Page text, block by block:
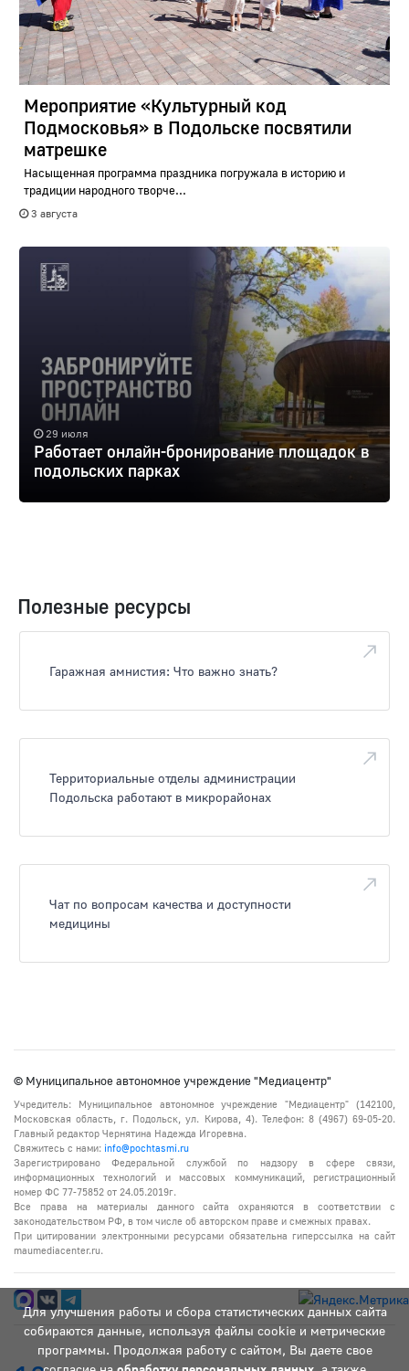
Мероприятие «Культурный код
Подмосковья» в Подольске посвятили
матрешке
Насыщенная программа праздника погружала в историю и
традиции народного творче...
3 августа
29 июля
Работает онлайн-бронирование площадок в
подольских парках
Полезные ресурсы
Гаражная амнистия: Что важно знать?
Территориальные отделы администрации
Подольска работают в микрорайонах
Чат по вопросам качества и доступности
медицины
Для улучшения работы и сбора статистических данных сайта
собираются данные, используя файлы cookie и метрические
программы. Продолжая работу с сайтом, Вы даете свое
© Муниципальное автономное учреждение "Медиацентр"
Учредитель: Муниципальное автономное учреждение "Медиацентр" (142100,
Московская область, г. Подольск, ул. Кирова, 4). Телефон: 8 (4967) 69-05-20.
Главный редактор Чернятина Надежда Игоревна.
Свяжитесь с нами: info@pochtasmi.ru
Зарегистрировано Федеральной службой по надзору в сфере связи,
информационных технологий и массовых коммуникаций, регистрационный
номер ФС 77-75852 от 24.05.2019г.
Все права на материалы данного сайта охраняются в соответствии с
законодательством РФ, в том числе об авторском праве и смежных правах.
При цитировании электронными ресурсами обязательна гиперссылка на сайт
maumediacenter.ru.